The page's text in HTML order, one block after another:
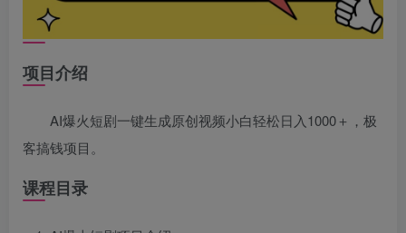
项目介绍
AI爆火短剧一键生成原创视频小白轻松日入1000＋，极
客搞钱项目。
课程目录